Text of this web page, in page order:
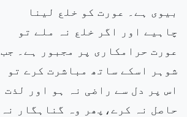
بیوی ہے۔ عورت کو خلع لینا
چاہیے اور اگر خلع نہ ملے تو
عورت حرامکاری پر مجبور ہے۔ جب
شوہر اسکے ساتھ مباشرت کرے تو
اس پر دل سے راضی نہ ہو اور لذت
حاصل نہ کرے،پھر وہ گناہگار نہ